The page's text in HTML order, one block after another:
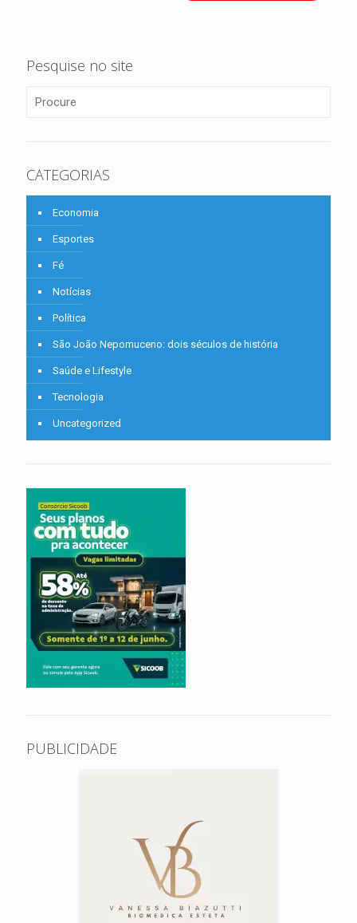
Pesquise no site
CATEGORIAS
Economia
Esportes
Fé
Notícias
Política
São João Nepomuceno: dois séculos de história
Saúde e Lifestyle
Tecnologia
Uncategorized
PUBLICIDADE